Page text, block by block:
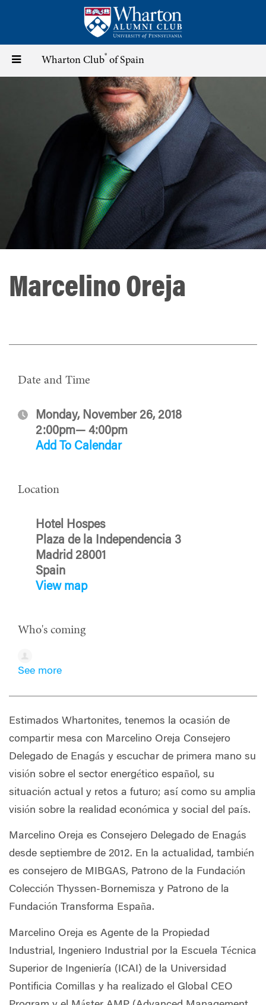
content
Toggle Wharton Club® of Spain
Marcelino Oreja
Date and Time
Monday, November 26, 2018
2:00pm— 4:00pm
Add To Calendar
Location
Hotel Hospes
Plaza de la Independencia 3
Madrid 28001
Spain
View map
Who's coming
See more
Estimados Whartonites, tenemos la ocasión de
compartir mesa con Marcelino Oreja Consejero
Delegado de Enagás y escuchar de primera mano su
visión sobre el sector energético español, su
situación actual y retos a futuro; así como su amplia
visión sobre la realidad económica y social del país.
Marcelino Oreja es Consejero Delegado de Enagás
desde septiembre de 2012. En la actualidad, también
es consejero de MIBGAS, Patrono de la Fundación
Colección Thyssen-Bornemisza y Patrono de la
Fundación Transforma España.
Marcelino Oreja es Agente de la Propiedad
Industrial, Ingeniero Industrial por la Escuela Técnica
Superior de Ingeniería (ICAI) de la Universidad
Pontificia Comillas y ha realizado el Global CEO